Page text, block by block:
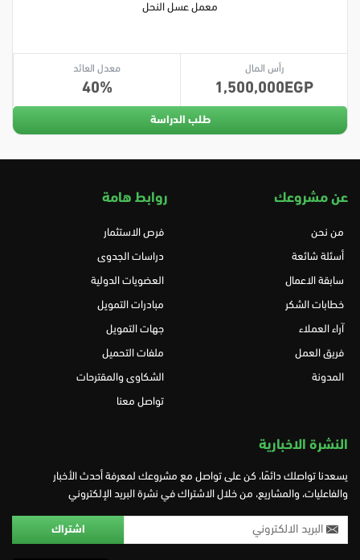
معمل عسل النحل
رأس المال
1,500,000
معدل العائد
40
طلب الدراسة
عن مشروعك
من نحن
أسئلة شائعة
سابقة الاعمال
خطابات الشكر
آراء العملاء
فريق العمل
المدونة
روابط هامة
فرص الاستثمار
دراسات الجدوى
العضويات الدولية
مبادرات التمويل
جهات التمويل
ملفات التحميل
الشكاوى والمقترحات
تواصل معنا
النشرة الاخبارية
يسعدنا تواصلك دائمًا، كن على تواصل مع مشروعك لمعرفة أحدث الأخبار
والفاعليات، والمشاريع، من خلال الاشتراك في نشرة البريد الإلكتروني